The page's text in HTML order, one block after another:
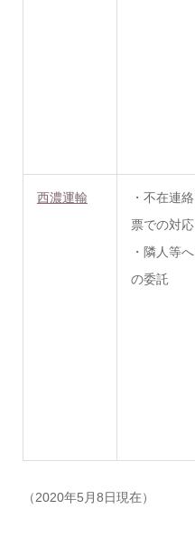
西濃運輸
・不在連絡
票での対応
・隣人等へ
の委託
（2020年5月8日現在）